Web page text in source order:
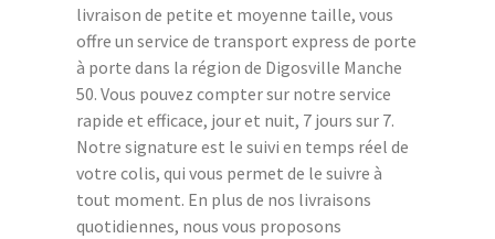
livraison de petite et moyenne taille, vous
offre un service de transport express de porte
à porte dans la région de Digosville Manche
50. Vous pouvez compter sur notre service
rapide et efficace, jour et nuit, 7 jours sur 7.
Notre signature est le suivi en temps réel de
votre colis, qui vous permet de le suivre à
tout moment. En plus de nos livraisons
quotidiennes, nous vous proposons